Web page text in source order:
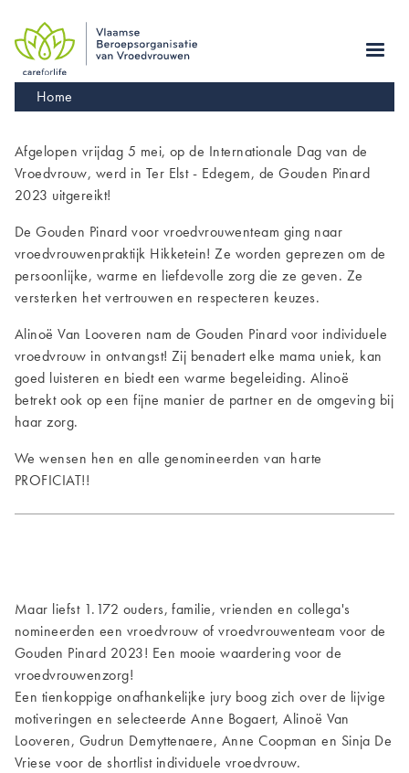
main
navigation
Kruimelpad
Home
Afgelopen vrijdag 5 mei, op de Internationale Dag van de
Vroedvrouw, werd in Ter Elst - Edegem, de Gouden Pinard
2023 uitgereikt!
De Gouden Pinard voor vroedvrouwenteam ging naar
vroedvrouwenpraktijk Hikketein! Ze worden geprezen om de
persoonlijke, warme en liefdevolle zorg die ze geven. Ze
versterken het vertrouwen en respecteren keuzes.
Alinoë Van Looveren nam de Gouden Pinard voor individuele
vroedvrouw in ontvangst! Zij benadert elke mama uniek, kan
goed luisteren en biedt een warme begeleiding. Alinoë
betrekt ook op een fijne manier de partner en de omgeving bij
haar zorg.
We wensen hen en alle genomineerden van harte
PROFICIAT!!
Maar liefst 1.172 ouders, familie, vrienden en collega's
nomineerden een vroedvrouw of vroedvrouwenteam voor de
Gouden Pinard 2023! Een mooie waardering voor de
vroedvrouwenzorg!
Een tienkoppige onafhankelijke jury boog zich over de lijvige
motiveringen en selecteerde Anne Bogaert, Alinoë Van
Looveren, Gudrun Demyttenaere, Anne Coopman en Sinja De
Vriese voor de shortlist individuele vroedvrouw.